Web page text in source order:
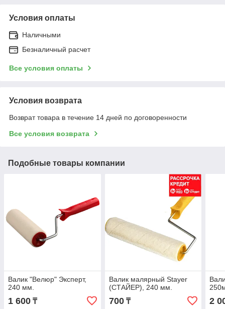
Условия оплаты
Наличными
Безналичный расчет
Все условия оплаты
Условия возврата
Возврат товара в течение 14 дней по договоренности
Все условия возврата
Подобные товары компании
Валик "Велюр" Эксперт,
240 мм.
1 600 ₸
Валик малярный Stayer
(СТАЙЕР), 240 мм.
700₸ 2